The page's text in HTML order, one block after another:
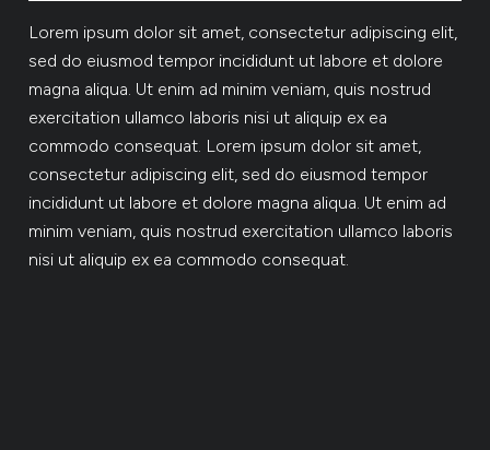
Lorem ipsum dolor sit amet, consectetur adipiscing elit,
sed do eiusmod tempor incididunt ut labore et dolore
magna aliqua. Ut enim ad minim veniam, quis nostrud
exercitation ullamco laboris nisi ut aliquip ex ea
commodo consequat. Lorem ipsum dolor sit amet,
consectetur adipiscing elit, sed do eiusmod tempor
incididunt ut labore et dolore magna aliqua. Ut enim ad
minim veniam, quis nostrud exercitation ullamco laboris
nisi ut aliquip ex ea commodo consequat.